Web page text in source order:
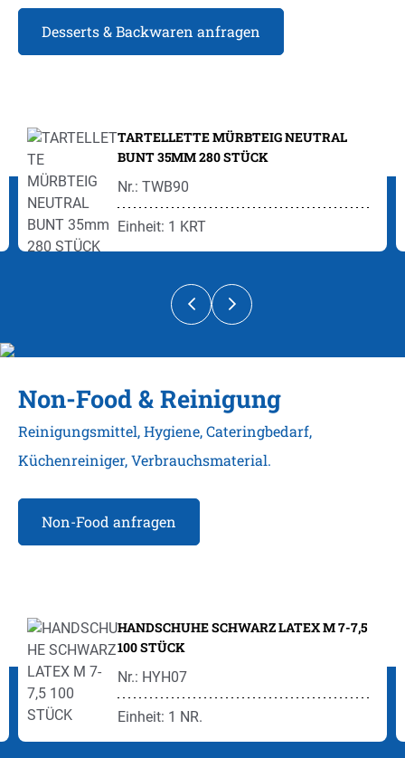
Desserts & Backwaren anfragen
TARTELLETTE MÜRBTEIG NEUTRAL
BUNT 35MM 280 STÜCK
Nr.: TWB90
Einheit: 1 KRT
Non-Food & Reinigung
Reinigungsmittel, Hygiene, Cateringbedarf,
Küchenreiniger, Verbrauchsmaterial.
Non-Food anfragen
HANDSCHUHE SCHWARZ LATEX M 7-7,5
100 STÜCK
Nr.: HYH07
Einheit: 1 NR.